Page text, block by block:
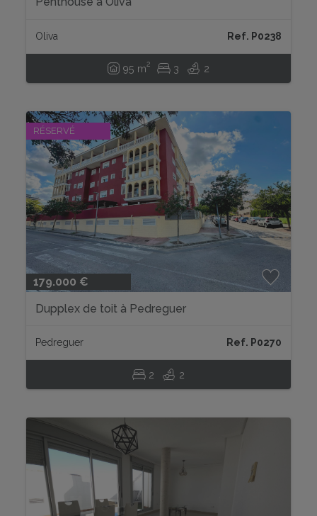
Oliva Ref. P0238
95 m2 3 2
RÉSERVÉ
179.000 €
Dupplex de toit à Pedreguer
Pedreguer Ref. P0270
2 2